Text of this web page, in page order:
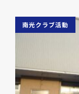
南光クラブ活動